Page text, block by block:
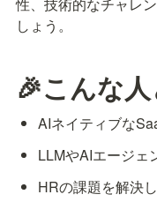
しょう。
🎉こんな
AIネイティブな
LLMやAIエージェ
HRの課題を解決